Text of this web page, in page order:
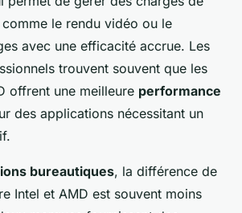
le rendu vidéo ou le
avec une efficacité accrue. Les
trouvent souvent que les
offrent une meilleure performance
des applications nécessitant un
bureautiques, la différence de
Intel et AMD est souvent moins